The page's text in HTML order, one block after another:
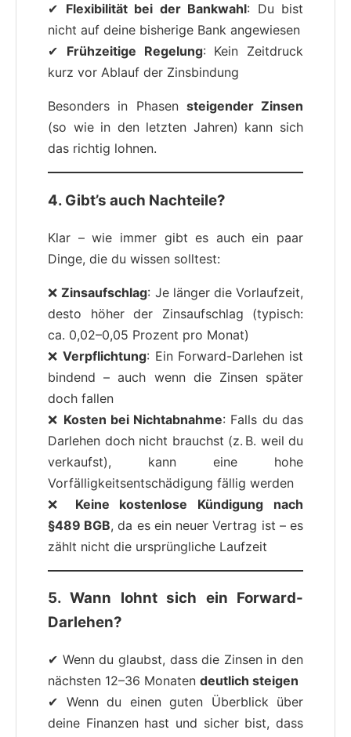
✔ Flexibilität bei der Bankwahl: Du bist
nicht auf deine bisherige Bank angewiesen
✔ Frühzeitige Regelung: Kein Zeitdruck
kurz vor Ablauf der Zinsbindung
Besonders in Phasen steigender Zinsen
(so wie in den letzten Jahren) kann sich
das richtig lohnen.
4. Gibt’s auch Nachteile?
Klar – wie immer gibt es auch ein paar
Dinge, die du wissen solltest:
❌Zinsaufschlag: Je länger die Vorlaufzeit,
desto höher der Zinsaufschlag (typisch:
ca. 0,02–0,05 Prozent pro Monat)
❌Verpflichtung: Ein Forward-Darlehen ist
bindend – auch wenn die Zinsen später
doch fallen
❌ Kosten bei Nichtabnahme: Falls du das
Darlehen doch nicht brauchst (z. B. weil du
verkaufst), kann eine hohe
Vorfälligkeitsentschädigung fällig werden
❌ Keine kostenlose Kündigung nach
§489 BGB, da es ein neuer Vertrag ist – es
zählt nicht die ursprüngliche Laufzeit
5. Wann lohnt sich ein Forward-
Darlehen?
✔ Wenn du glaubst, dass die Zinsen in den
nächsten 12–36 Monaten deutlich steigen
✔ Wenn du einen guten Überblick über
deine Finanzen hast und sicher bist, dass